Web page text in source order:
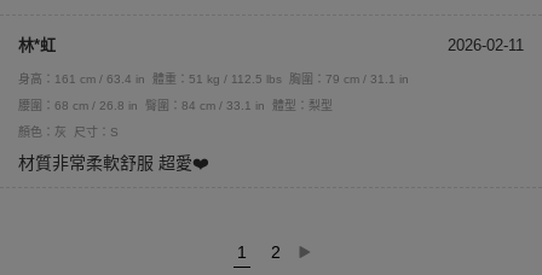
林*虹 2026-02-11
身高：161 cm / 63.4 in 體重：51 kg / 112.5 lbs
胸圍：79 cm / 31.1 in
腰圍：68 cm / 26.8 in
臀圍：84 cm / 33.1 in
體型：梨型
顏色：灰
尺寸：S
材質非常柔軟舒服 超愛❤️
1 2